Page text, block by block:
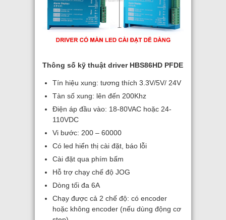
Thông số kỹ thuật driver HBS86HD PFDE
Tín hiệu xung: tương thích 3.3V/5V/ 24V
Tàn số xung: lên đến 200Khz
Điện áp đầu vào: 18-80VAC hoặc 24-
110VDC
Vi bước: 200 – 60000
Có led hiển thị cài đặt, báo lỗi
Cài đặt qua phím bấm
Hỗ trợ chạy chế độ JOG
Dòng tối đa 6A
Chạy được cả 2 chế độ: có encoder
hoặc không encoder (nếu dùng động cơ